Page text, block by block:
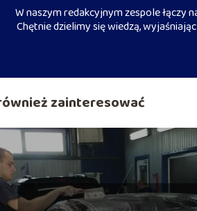
W naszym redakcyjnym zespole łączy
Chętnie dzielimy się wiedzą,
zainteresować